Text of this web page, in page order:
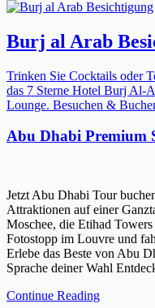
Burj al Arab
Trinken Sie Cocktails oder
das 7 Sterne Hotel Burj Al-
Lounge. Besuchen &
Abu Dhabi Premium
Jetzt Abu Dhabi Tour
Attraktionen auf einer
Moschee, die Etihad
Fotostopp im Louvre und
Erlebe das Beste von Abu
Sprache deiner Wahl
Continue Reading